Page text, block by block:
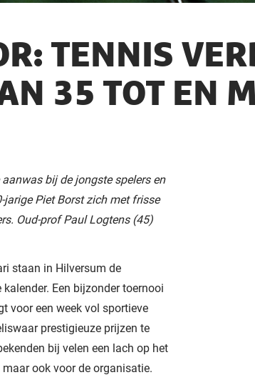
TENNIS
35 TOT EN
bij de jongste spelers en
jarige Piet Borst zich met frisse
Oud-prof Paul Logtens (45)
staan in Hilversum de
Een bijzonder toernooi
voor een week vol sportieve
prestigieuze prijzen te
bij velen een lach op het
ook voor de organisatie.